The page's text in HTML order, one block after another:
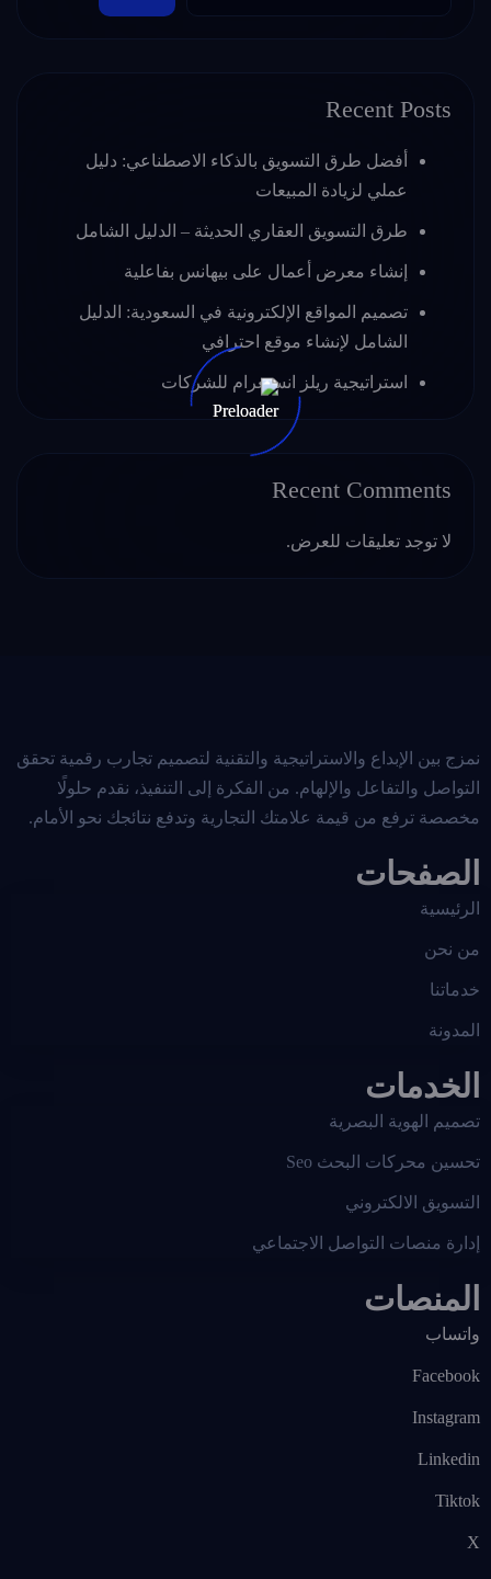
Recent Posts
أفضل طرق التسويق بالذكاء الاصطناعي: دليل
عملي لزيادة المبيعات
طرق التسويق العقاري الحديثة – الدليل الشامل
إنشاء معرض أعمال على بيهانس بفاعلية
تصميم المواقع الإلكترونية في السعودية: الدليل
الشامل لإنشاء موقع احترافي
استراتيجية ريلز انستغرام للشركات
Recent Comments
لا توجد تعليقات للعرض.
نمزج بين الإبداع والاستراتيجية والتقنية لتصميم تجارب رقمية تحقق
التواصل والتفاعل والإلهام. من الفكرة إلى التنفيذ، نقدم حلولًا
مخصصة ترفع من قيمة علامتك التجارية وتدفع نتائجك نحو الأمام.
الصفحات
الرئيسية
من نحن
خدماتنا
المدونة
الخدمات
تصميم الهوية البصرية
تحسين محركات البحث Seo
التسويق الالكتروني
إدارة منصات التواصل الاجتماعي
المنصات
واتساب
Facebook
Instagram
Linkedin
Tiktok
X